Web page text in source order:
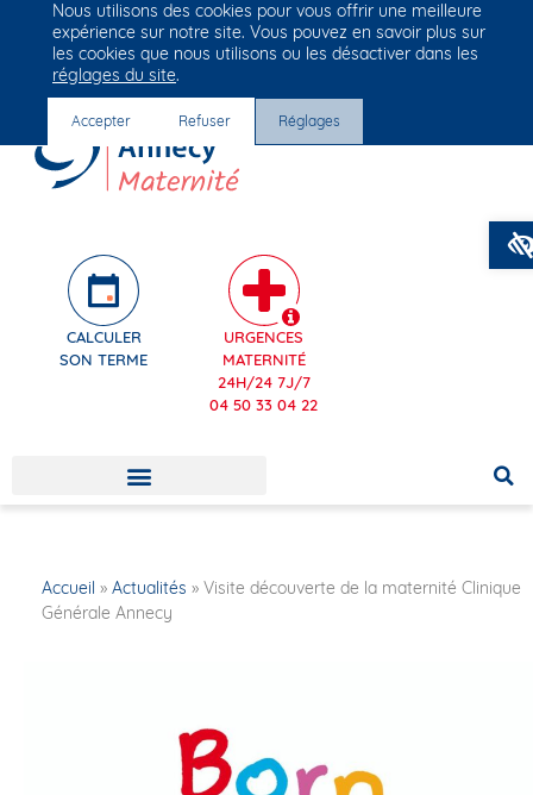
Groupe Vivalto Santé
Entre nous, la vie
CALCULER
SON TERME
URGENCES
MATERNITÉ
24H/24 7J/7
04 50 33 04 22
Accueil » Actualités » Visite découverte de la maternité Clinique
Générale Annecy
Nous utilisons des cookies pour vous offrir une meilleure
expérience sur notre site. Vous pouvez en savoir plus sur
les cookies que nous utilisons ou les désactiver dans les
réglages du site.
Accepter Refuser Réglages